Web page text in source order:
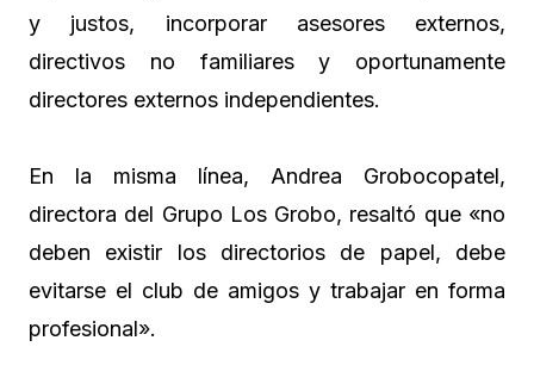
y justos, incorporar asesores externos,
directivos no familiares y oportunamente
directores externos independientes.
En la misma línea, Andrea Grobocopatel,
directora del Grupo Los Grobo, resaltó que «no
deben existir los directorios de papel, debe
evitarse el club de amigos y trabajar en forma
profesional».